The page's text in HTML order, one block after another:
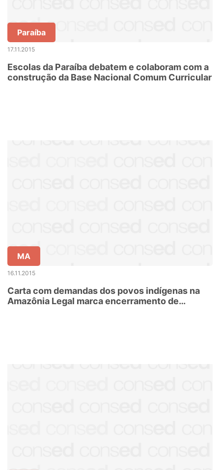
Paraíba
17.11.2015
Escolas da Paraíba debatem e colaboram com a
construção da Base Nacional Comum Curricular
MA
16.11.2015
Carta com demandas dos povos indígenas na
Amazônia Legal marca encerramento de